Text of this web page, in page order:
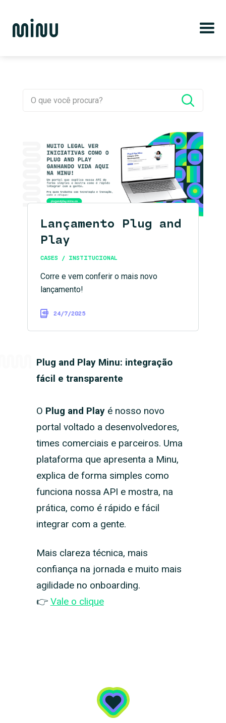
Lançamento Plug and
Play
CASES / INSTITUCIONAL
Corre e vem conferir o mais novo
lançamento!
24/7/2025
Plug and Play Minu: integração
fácil e transparente
O Plug and Playé nosso novo
portal voltado a desenvolvedores,
times comerciais e parceiros. Uma
plataforma que apresenta a Minu,
explica de forma simples como
funciona nossa API e mostra, na
prática, como é rápido e fácil
integrar com a gente.
Mais clareza técnica, mais
confiança na jornada e muito mais
agilidade no onboarding.
👉 Vale o clique